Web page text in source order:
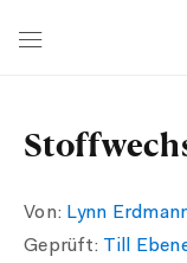
Von: Lynn
Geprüft: Till